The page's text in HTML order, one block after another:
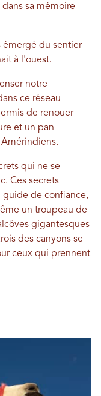
sa mémoire
émergé du sentier
à l'ouest.
notre
ce réseau
de renouer
et un pan
qui ne se
Ces secrets
guide de confiance,
un troupeau de
gigantesques
des canyons se
ceux qui prennent